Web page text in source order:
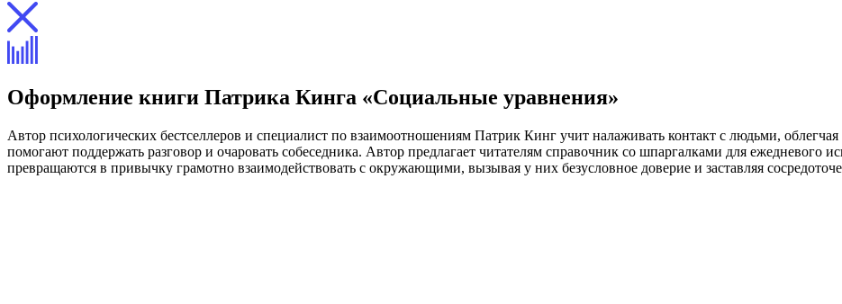
Оформление книги Патрика Кинга «Социальные уравнения»
Автор психологических бестселлеров и специалист по взаимоотношениям Патрик Кинг учит налаживать контакт с людьми,
помогают поддержать разговор и очаровать собеседника. Автор предлагает читателям справочник со шпаргалками для ежедневого
превращаются в привычку грамотно взаимодействовать с окружающими, вызывая у них безусловное доверие и заставляя